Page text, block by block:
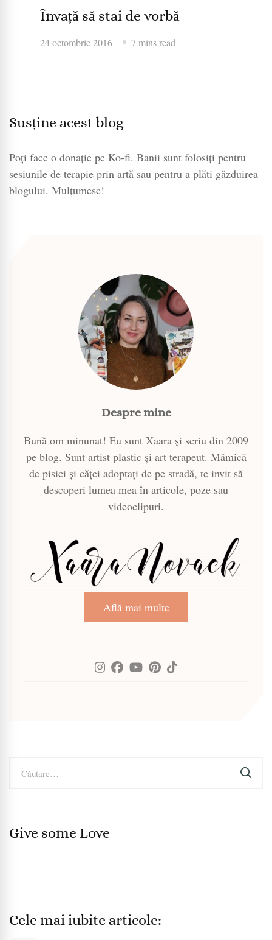
Învață să stai de vorbă
24 octombrie 2016 7 mins read
Susține acest blog
Poți face o donație pe Ko-fi. Banii sunt folosiți pentru
sesiunile de terapie prin artă sau pentru a plăti găzduirea
blogului. Mulțumesc!
Despre mine
Bună om minunat! Eu sunt Xaara și scriu din 2009
pe blog. Sunt artist plastic și art terapeut. Mămică
de pisici și căței adoptați de pe stradă, te invit să
descoperi lumea mea în articole, poze sau
videoclipuri.
Află mai multe
după:
Give some Love
Cele mai iubite articole: